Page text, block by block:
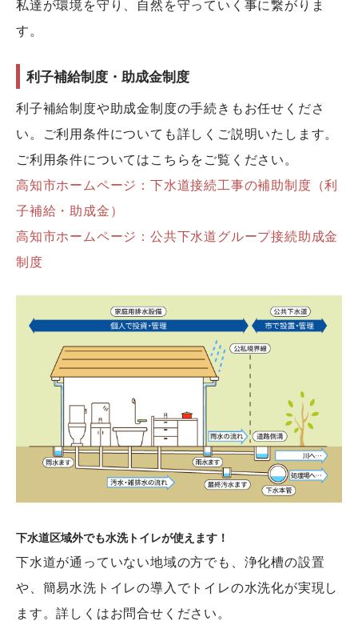
私達が環境を守り、自然を守っていく事に繋がりま
す。
利子補給制度・助成金制度
利子補給制度や助成金制度の手続きもお任せくださ
い。ご利用条件についても詳しくご説明いたします。
ご利用条件についてはこちらをご覧ください。
高知市ホームページ：下水道接続工事の補助制度（利
子補給・助成金）
高知市ホームページ：公共下水道グループ接続助成金
制度
下水道区域外でも水洗トイレが使えます！
下水道が通っていない地域の方でも、浄化槽の設置
や、簡易水洗トイレの導入でトイレの水洗化が実現し
ます。詳しくはお問合せください。